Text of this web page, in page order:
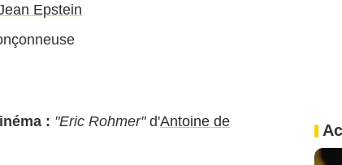
Epstein
: "Eric Rohmer"d'Antoine de